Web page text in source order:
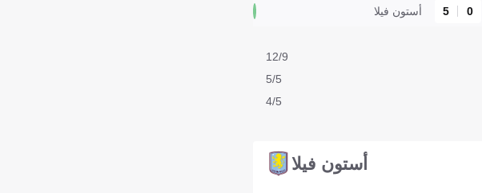
0
5 أستون فيلا
12/9
5/5
4/5
أستون فيلا